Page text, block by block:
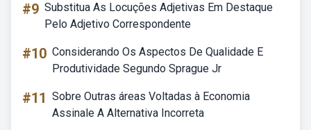
#9 Substitua As Locuções Adjetivas Em Destaque
Pelo Adjetivo Correspondente
#10 Considerando Os Aspectos De Qualidade E
Produtividade Segundo Sprague Jr
#11 Sobre Outras áreas Voltadas à Economia
Assinale A Alternativa Incorreta